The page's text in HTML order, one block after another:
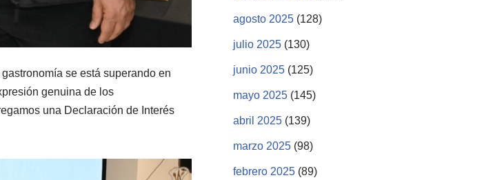
se está superando en
genuina de los
una Declaración de Interés
agosto 2025 (128)
julio 2025 (130)
junio 2025 (125)
mayo 2025 (145)
abril 2025 (139)
marzo 2025 (98)
febrero 2025 (89)